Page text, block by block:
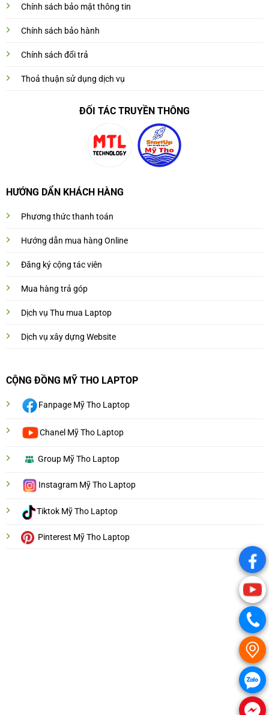
Chính sách bảo mật thông tin
Chính sách bảo hành
Chính sách đổi trả
Thoả thuận sử dụng dịch vụ
ĐỐI TÁC TRUYỀN THÔNG
HƯỚNG DẨN KHÁCH HÀNG
Phương thức thanh toán
Hướng dẫn mua hàng Online
Đăng ký cộng tác viên
Mua hàng trả góp
Dịch vụ Thu mua Laptop
Dịch vụ xây dựng Website
CỘNG ĐỒNG MỸ THO LAPTOP
Fanpage Mỹ Tho Laptop
Chanel Mỹ Tho Laptop
Group Mỹ Tho Laptop
Instagram Mỹ Tho Laptop
Tiktok Mỹ Tho Laptop
Pinterest Mỹ Tho Laptop
.
.
.
.
.
.